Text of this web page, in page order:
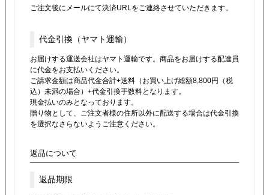
ご注文後にメールにて決済URLをご連絡させていただきます。
代金引換（ヤマト運輸）
お届けする運送会社はヤマト運輸です。商品をお届けする配達員
に代金をお支払いください。
ご請求金額は商品代金合計+送料（お買い上げ総額8,800円（税
込）未満の場合）+代金引換手数料となります。
現金払いのみとなっております。
贈り物として、ご注文者様の住所以外に配送する場合は代金引換
を選択なさらないようご注意ください。
返品について
返品期限